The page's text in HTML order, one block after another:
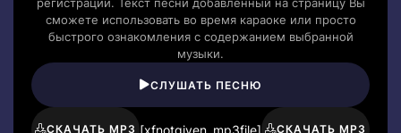
сможете использовать во время караоке или просто
быстрого ознакомления с содержанием выбранной
музыки.
СЛУШАТЬ ПЕСНЮ
СКАЧАТЬ MP3 [xfnotgiven_mp3file] СКАЧАТЬ MP3